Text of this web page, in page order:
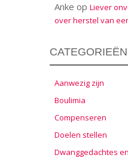
Anke op Liever
over herstel van
CATEGORIEËN
Aanwezig zijn
Boulimia
Compenseren
Doelen stellen
Dwanggedachtes